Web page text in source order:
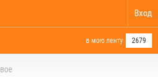
Вход
в мою ленту 2679